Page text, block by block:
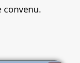
convenu.